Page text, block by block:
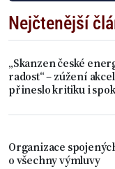
Nejčtenější
„Skanzen české
radost“ – zúžení
přineslo kritiku i
Organizace
o všechny výmluvy